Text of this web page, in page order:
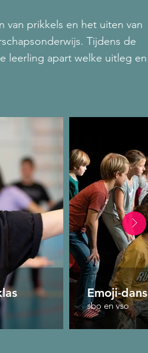
van prikkels en het uiten van
Tijdens de
leerling apart welke uitleg en
Emoji-dans
sbo en vso